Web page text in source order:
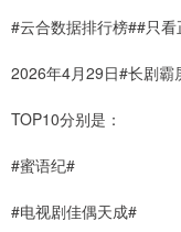
#云合数据排行榜##只
2026年4月29日#长剧霸
TOP10分别是：
#蜜语纪#
#电视剧佳偶天成#